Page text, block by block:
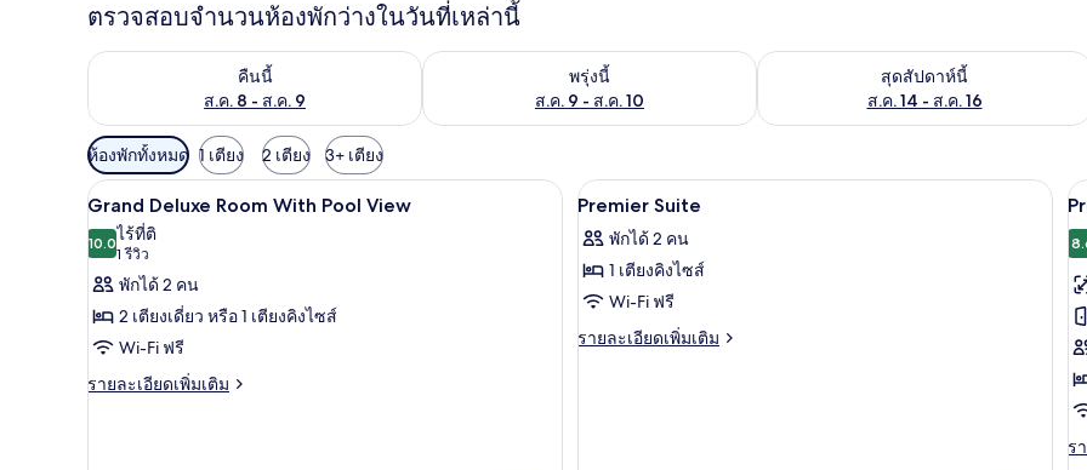
ตรวจสอบจำนวนห้องพักว่างในวันที่เหล่านี้
คืนนี้
ส.ค. 8 - ส.ค. 9
ตรวจสอบจำนวนห้องพักว่างในคืนนี้ ส.ค. 8 - ส.ค. 9
พรุ่งนี้
ส.ค. 9 - ส.ค. 10
ตรวจสอบจำนวนห้องพักว่างในพรุ่งนี้ ส.ค. 9 - ส.ค. 10
สุดสัปดาห์นี้
ส.ค. 14 - ส.ค. 16
ตรวจสอบจำนวนห้องพักว่างในสุดสัปดา
ตัว
กรอง
ที่
มี
ให้
สำหรับ
ห้อง
พัก
ห้องพักทั้งหมด 1 เตียง 2 เตียง 3+ เตียง
เปิด
ภาพถ่าย
ทั้งหมด
ของ
Grand
Deluxe
Room
1 ห้องนอน, ตู้นิรภัยในห้องพัก, โต๊ะทำงาน, พื้นที่ทำงานแบบใช้แล็ปท็อป
8
Grand Deluxe Room With Pool View
10.010.0 จาก 10
ไร้ที่ติ
1 รีวิว
(1
รีวิว)
พักได้ 2 คน
2 เตียงเดี่ยว หรือ 1 เตียงคิงไซส์
Wi-Fi ฟรี
รายละเอียดเพิ่มเติม
ราย
เปิด
ภาพถ่าย
ทั้งหมด
ของ
Premier
1 ห้องนอน, ตู้นิรภัยในห้องพัก, โต๊ะทำง
2
Premier Suite
พักได้ 2 คน
1 เตียงคิงไซส์
Wi-Fi ฟรี
รายละเอียดเพิ่มเติม
ราย
เ
ภ
ทั้
ข
ร
ร